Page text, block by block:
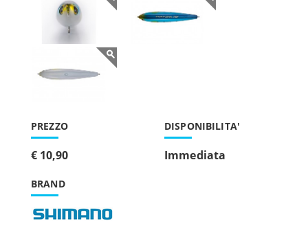
PREZZO
€ 10,90
BRAND
DISPONIBILITA'
Immediata